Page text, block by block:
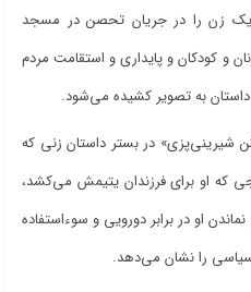
یک زن را در جریان تحصن در مسجد
و کودکان و پایداری و استقامت مردم
به تصویر کشیده میشود.
شیرینی‌پزی» در بستر داستان زنی که
که او برای فرزندان یتیمش میکشد،
او در برابر دورویی و سوءاستفاده
سیاسی را نشان می‌دهد.